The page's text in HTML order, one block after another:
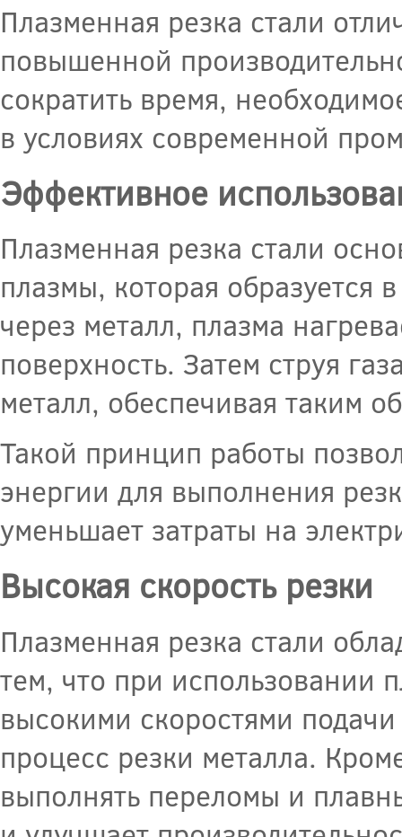
Плазменная резка стали
повышенной
сократить время,
в условиях современной
Эффективное
Плазменная резка стали
плазмы, которая
через металл, плазма
поверхность. Затем струя
металл, обеспечивая таким
Такой принцип работы
энергии для выполнения
уменьшает затраты на
Высокая скорость резки
Плазменная резка стали
тем, что при использовании
высокими скоростями подачи
процесс резки металла.
выполнять переломы и